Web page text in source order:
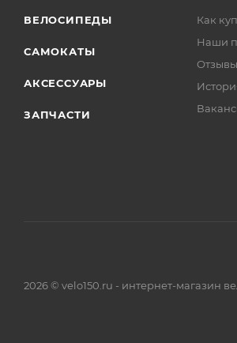
ВЕЛОСИПЕДЫ
САМОКАТЫ
АКСЕССУАРЫ
ЗАПЧАСТИ
Как
Наши
Отзывы
2026 © velo150.ru - интернет-магазин